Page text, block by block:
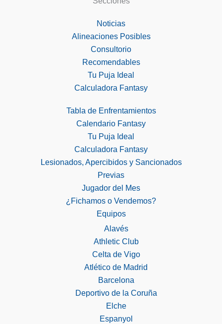
Noticias
Alineaciones Posibles
Consultorio
Recomendables
Tu Puja Ideal
Calculadora Fantasy
Tabla de Enfrentamientos
Calendario Fantasy
Tu Puja Ideal
Calculadora Fantasy
Lesionados, Apercibidos y Sancionados
Previas
Jugador del Mes
¿Fichamos o Vendemos?
Equipos
Alavés
Athletic Club
Celta de Vigo
Atlético de Madrid
Barcelona
Deportivo de la Coruña
Elche
Espanyol